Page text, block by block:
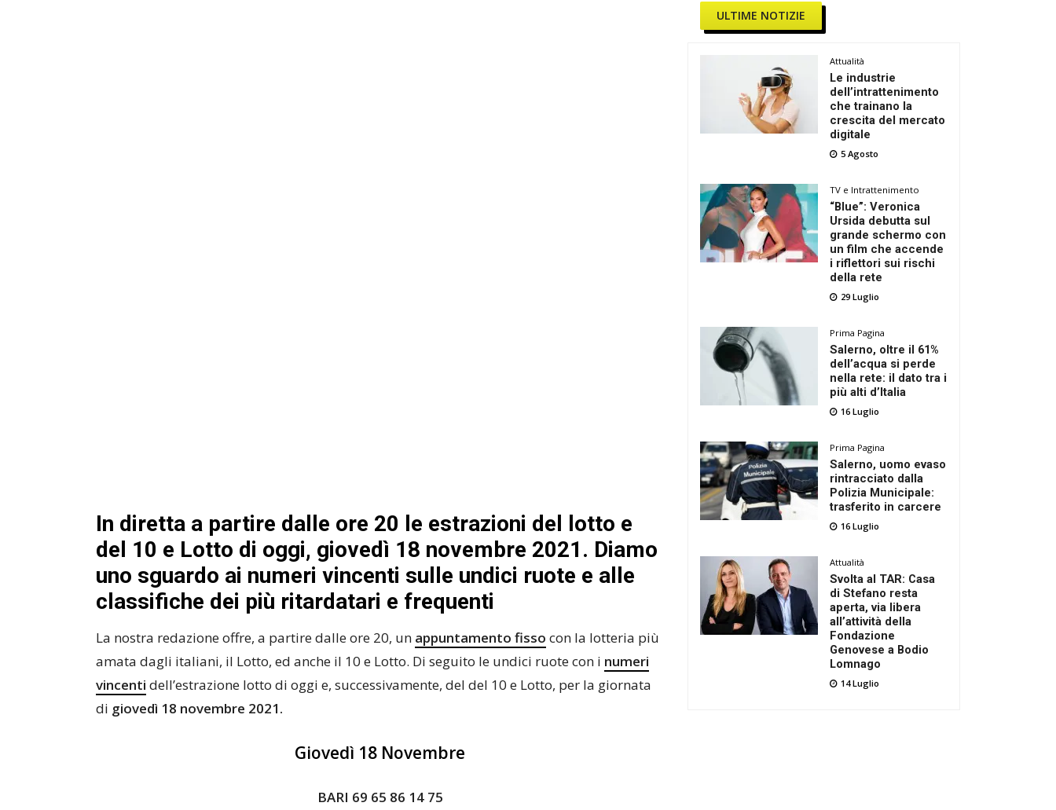
In diretta a partire dalle ore 20 le estrazioni del lotto e
del 10 e Lotto di oggi, giovedì 18 novembre 2021. Diamo
uno sguardo ai numeri vincenti sulle undici ruote e alle
classifiche dei più ritardatari e frequenti
La nostra redazione offre, a partire dalle ore 20, un appuntamento fisso con la lotteria più
amata dagli italiani, il Lotto, ed anche il 10 e Lotto. Di seguito le undici ruote con i numeri
vincenti dell’estrazione lotto di oggi e, successivamente, del del 10 e Lotto, per la giornata
di giovedì 18 novembre 2021.
Giovedì 18 Novembre
BARI 69 65 86 14 75
ULTIME NOTIZIE
Attualità
Le industrie
dell’intrattenimento
che trainano la
crescita del mercato
digitale
5 Agosto
TV e Intrattenimento
“Blue”: Veronica
Ursida debutta sul
grande schermo con
un film che accende
i riflettori sui rischi
della rete
29 Luglio
Prima Pagina
Salerno, oltre il 61%
dell’acqua si perde
nella rete: il dato tra i
più alti d’Italia
16 Luglio
Prima Pagina
Salerno, uomo evaso
rintracciato dalla
Polizia Municipale:
trasferito in carcere
16 Luglio
Attualità
Svolta al TAR: Casa
di Stefano resta
aperta, via libera
all’attività della
Fondazione
Genovese a Bodio
Lomnago
14 Luglio